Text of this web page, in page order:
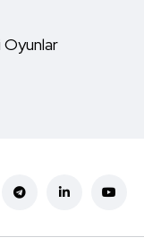
Oyunlar